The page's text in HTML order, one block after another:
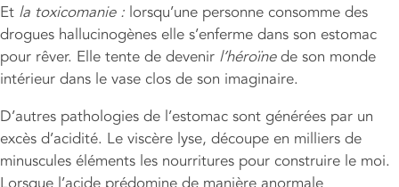
Et la toxicomanie : lorsqu’une personne consomme des
drogues hallucinogènes elle s’enferme dans son estomac
pour rêver. Elle tente de devenir l’héroïnede son monde
intérieur dans le vase clos de son imaginaire.
D’autres pathologies de l’estomac sont générées par un
excès d’acidité. Le viscère lyse, découpe en milliers de
minuscules éléments les nourritures pour construire le moi.
Lorsque l’acide prédomine de manière anormale